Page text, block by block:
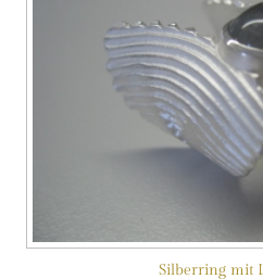
Silberring mit